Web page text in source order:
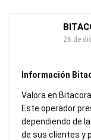
26 de
Información
Valora en
Este operador
dependiendo de
de sus clientes y